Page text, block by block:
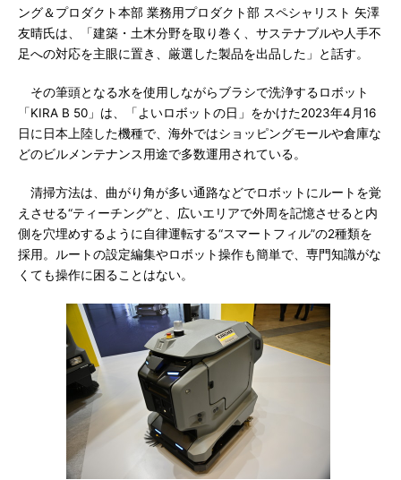
ング＆プロダクト本部 業務用プロダクト部 スペシャリスト 矢澤
友晴氏は、「建築・土木分野を取り巻く、サステナブルや人手不
足への対応を主眼に置き、厳選した製品を出品した」と話す。
その筆頭となる水を使用しながらブラシで洗浄するロボット
「KIRA B 50」は、「よいロボットの日」をかけた2023年4月16
日に日本上陸した機種で、海外ではショッピングモールや倉庫な
どのビルメンテナンス用途で多数運用されている。
清掃方法は、曲がり角が多い通路などでロボットにルートを覚
えさせる“ティーチング”と、広いエリアで外周を記憶させると内
側を穴埋めするように自律運転する“スマートフィル”の2種類を
採用。ルートの設定編集やロボット操作も簡単で、専門知識がな
くても操作に困ることはない。